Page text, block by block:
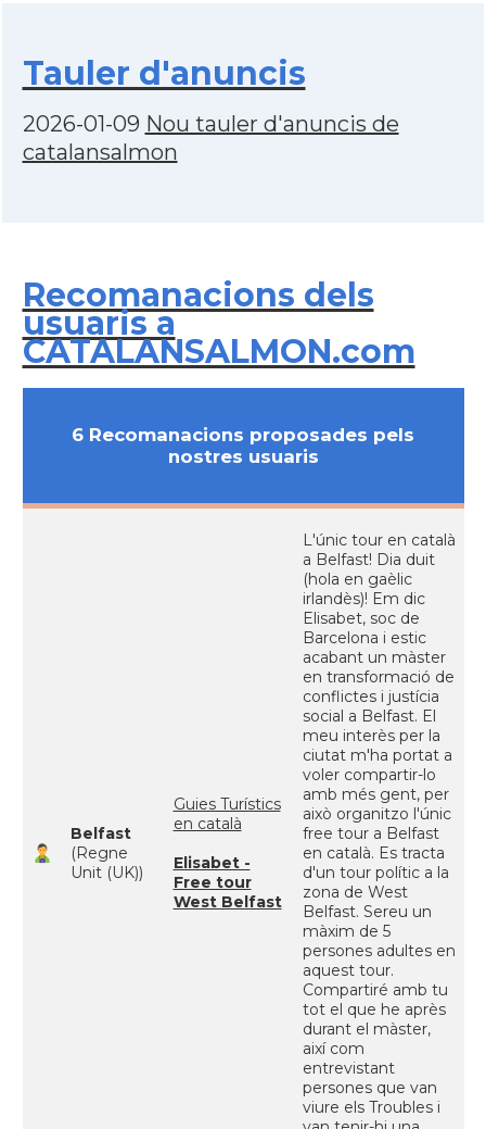
Tauler d'anuncis
2026-01-09 Nou tauler d'anuncis de
catalansalmon
Recomanacions dels
usuaris a
CATALANSALMON.com
6 Recomanacions proposades pels
nostres usuaris
Belfast
(Regne
Unit (UK))
Guies Turístics
en català
Elisabet -
Free tour
West Belfast
L'únic tour en català
a Belfast! Dia duit
(hola en gaèlic
irlandès)! Em dic
Elisabet, soc de
Barcelona i estic
acabant un màster
en transformació de
conflictes i justícia
social a Belfast. El
meu interès per la
ciutat m'ha portat a
voler compartir-lo
amb més gent, per
això organitzo l'únic
free tour a Belfast
en català. Es tracta
d'un tour polític a la
zona de West
Belfast. Sereu un
màxim de 5
persones adultes en
aquest tour.
Compartiré amb tu
tot el que he après
durant el màster,
així com
entrevistant
persones que van
viure els Troubles i